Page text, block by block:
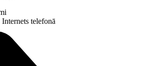
Internets telefonā